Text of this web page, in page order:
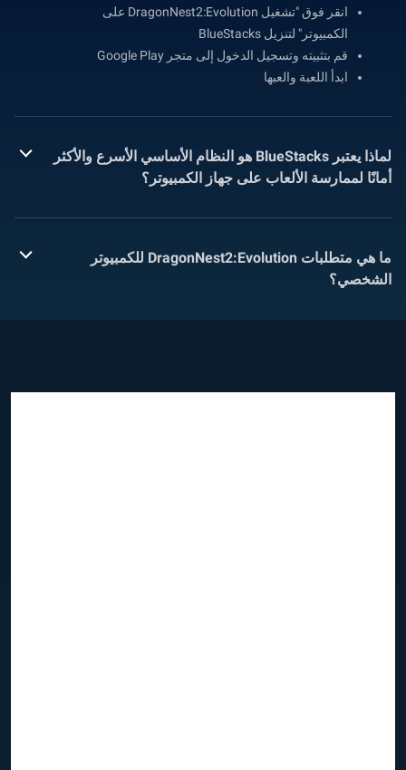
انقر فوق "تشغيل DragonNest2:Evolution على
الكمبيوتر" لتنزيل BlueStacks
قم بتثبيته وتسجيل الدخول إلى متجر Google Play
ابدأ اللعبة والعبها
لماذا يعتبر BlueStacks هو النظام الأساسي الأسرع والأكثر
أمانًا لممارسة الألعاب على جهاز الكمبيوتر؟
ما هي متطلبات DragonNest2:Evolution للكمبيوتر
الشخصي؟